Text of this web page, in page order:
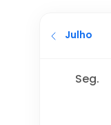
Julho
Seg.